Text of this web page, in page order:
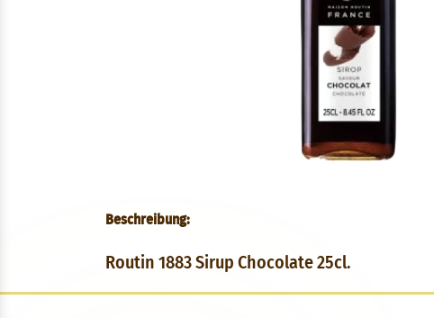
Beschreibung:
Routin 1883 Sirup Chocolate 25cl.